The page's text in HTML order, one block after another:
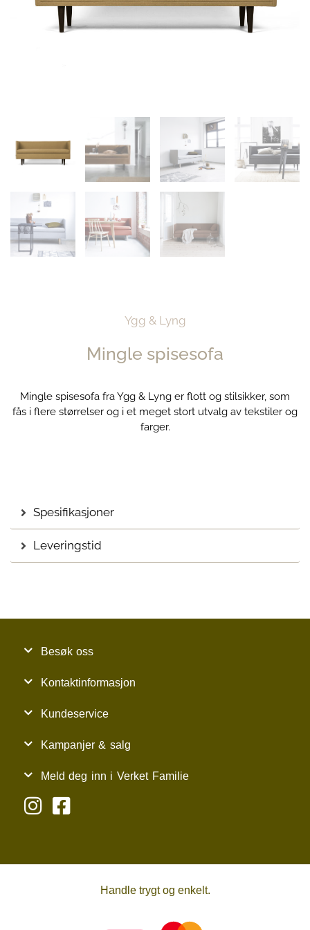
Ygg & Lyng
Mingle spisesofa
Mingle spisesofa fra Ygg & Lyng er flott og stilsikker, som
fås i flere størrelser og i et meget stort utvalg av tekstiler og
farger.
Spesifikasjoner
Leveringstid
Besøk oss
Kontaktinformasjon
Kundeservice
Kampanjer & salg
Meld deg inn i Verket Familie
Handle trygt og enkelt.